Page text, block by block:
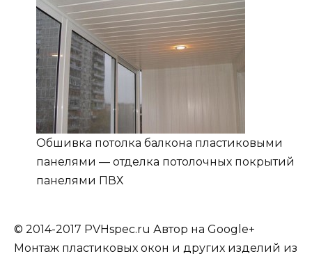
Обшивка потолка балкона пластиковыми
панелями — отделка потолочных покрытий
панелями ПВХ
© 2014-2017 PVHspec.ru Автор на Google+
Монтаж пластиковых окон и других изделий из